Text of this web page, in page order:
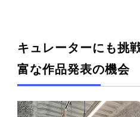
キュレーターにも挑
富な作品発表の機会